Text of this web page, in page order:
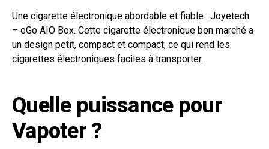
Une cigarette électronique abordable et fiable : Joyetech
– eGo AIO Box. Cette cigarette électronique bon marché a
un design petit, compact et compact, ce qui rend les
cigarettes électroniques faciles à transporter.
Quelle puissance pour
Vapoter ?